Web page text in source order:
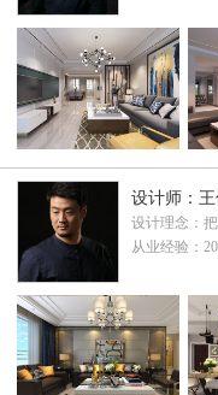
设计师：
设计理念：
从业经验：